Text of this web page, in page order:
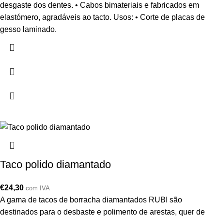
desgaste dos dentes. • Cabos bimateriais e fabricados em
elastómero, agradáveis ao tacto. Usos: • Corte de placas de
gesso laminado.
Taco polido diamantado
€24,30 com IVA
A gama de tacos de borracha diamantados RUBI são
destinados para o desbaste e polimento de arestas, quer de